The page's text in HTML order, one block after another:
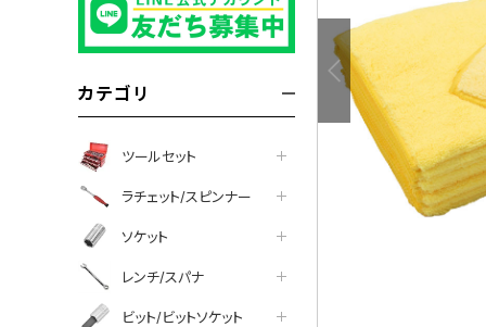
カテゴリ
ツールセット
ラチェット/スピンナー
ソケット
レンチ/スパナ
ビット/ビットソケット